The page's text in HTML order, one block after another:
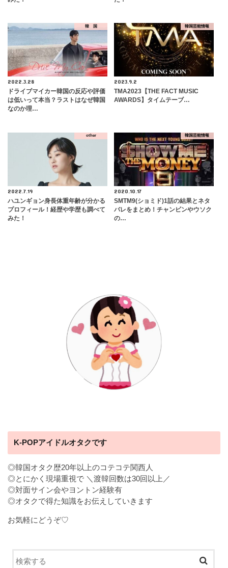
韓 国
2022.3.28
ドライブマイカー韓国の反応や評価
は低いって本当？ラストはなぜ韓国
なのか理…
韓国芸能情報
2023.9.2
TMA2023【THE FACT MUSIC
AWARDS】タイムテーブ…
other
2022.7.19
ハユンギョン身長体重年齢が分かる
プロフィール！経歴や学歴も調べて
みた！
韓国芸能情報
2020.10.17
SMTM9(ショミド)1話の結果とネタ
バレをまとめ！チャンビンやウソク
の…
K-POPアイドルオタクです
◎韓国オタク歴20年以上のコテコテ関西人
◎とにかく現場重視で ＼渡韓回数は30回以上／
◎対面サイン会やヨントン経験有
◎オタクで得た知識をお伝えしていきます
お気軽にどうぞ♡